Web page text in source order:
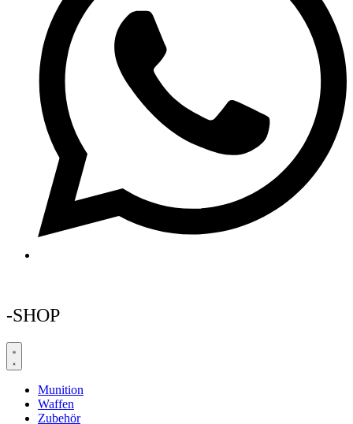
-SHOP
Munition
Waffen
Zubehör